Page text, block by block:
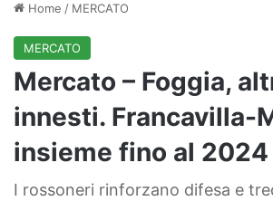
Home / MERCATO
MERCATO
Mercato – Foggia,
innesti. Francavilla-
insieme fino al 2024
I rossoneri rinforzano difesa e